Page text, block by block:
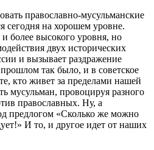
православно-мусульманские
сегодня на хорошем уровне.
более высокого уровня, но
двух исторических
и вызывает раздражение
так было, и в советское
кто живет за пределами нашей
мусульман, провоцируя разного
православных. Ну, а
предлогом «Сколько же можно
И то, и другое идет от наших